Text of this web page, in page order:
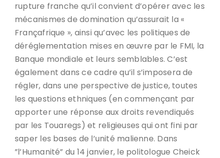
rupture franche qu’il convient d’opérer avec les
mécanismes de domination qu’assurait la «
Françafrique », ainsi qu’avec les politiques de
déréglementation mises en œuvre par le FMI, la
Banque mondiale et leurs semblables. C’est
également dans ce cadre qu’il s’imposera de
régler, dans une perspective de justice, toutes
les questions ethniques (en commençant par
apporter une réponse aux droits revendiqués
par les Touaregs) et religieuses qui ont fini par
saper les bases de l’unité malienne. Dans
”l’Humanité” du 14 janvier, le politologue Cheick